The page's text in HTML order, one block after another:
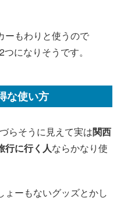
ーもわりと使うので
になりそうです。
な使い方
らそうに見えて実は関西
行に行く人ならかなり使
ーもないグッズとかし